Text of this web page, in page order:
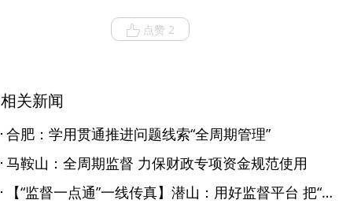
点赞 2
相关新闻
合肥：学用贯通推进问题线索“全周期管理”
马鞍山：全周期监督 力保财政专项资金规范使用
【“监督一点通”一线传真】潜山：用好监督平台 把“小微权力”晒在阳光下